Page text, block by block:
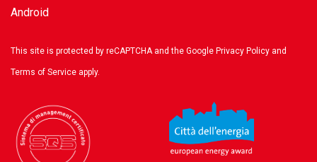
Android
This site is protected by reCAPTCHA and the Google Privacy Policy and
Terms of Service apply.